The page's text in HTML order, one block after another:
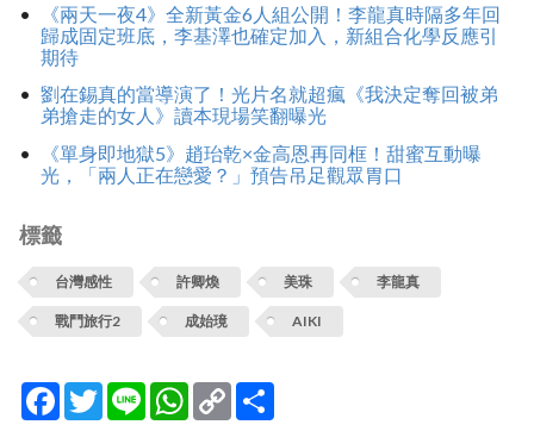
《兩天一夜4》全新黃金6人組公開！李龍真時隔多年回
歸成固定班底，李基澤也確定加入，新組合化學反應引
期待
劉在錫真的當導演了！光片名就超瘋《我決定奪回被弟
弟搶走的女人》讀本現場笑翻曝光
《單身即地獄5》趙珆乾×金高恩再同框！甜蜜互動曝
光，「兩人正在戀愛？」預告吊足觀眾胃口
標籤
台灣感性 許卿煥 美珠 李龍真
戰鬥旅行2 成始璄 AIKI
Facebook
TwitterLine WhatsApp
Copy
Link